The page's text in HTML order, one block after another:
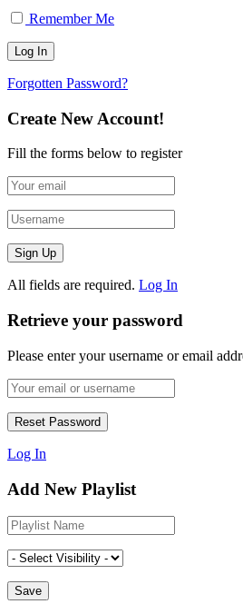
Remember Me
Forgotten Password?
Create New Account!
Fill the forms below to register
All fields are required. Log In
Retrieve your password
Please enter your username or email
Log In
Add New Playlist